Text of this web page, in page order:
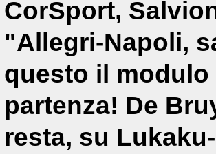
CorSport,
"Allegri-Napoli,
questo il modulo
partenza! De
resta, su Lukaku-